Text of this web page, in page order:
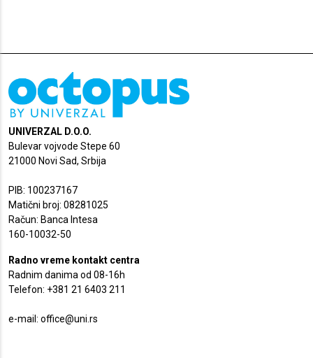
UNIVERZAL D.O.O.
Bulevar vojvode Stepe 60
21000 Novi Sad, Srbija
PIB: 100237167
Matični broj: 08281025
Račun: Banca Intesa
160-10032-50
Radno vreme kontakt centra
Radnim danima od 08-16h
Telefon: +381 21 6403 211
e-mail: office@uni.rs